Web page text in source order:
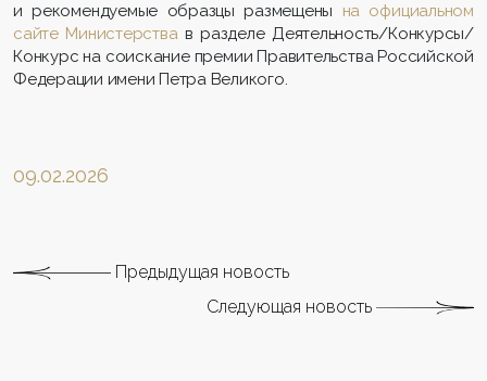
и рекомендуемые образцы размещены на официальном
сайте Министерствав разделе Деятельность/Конкурсы/
Конкурс на соискание премии Правительства Российской
Федерации имени Петра Великого.
09.02.2026
Предыдущая новость
Следующая новость